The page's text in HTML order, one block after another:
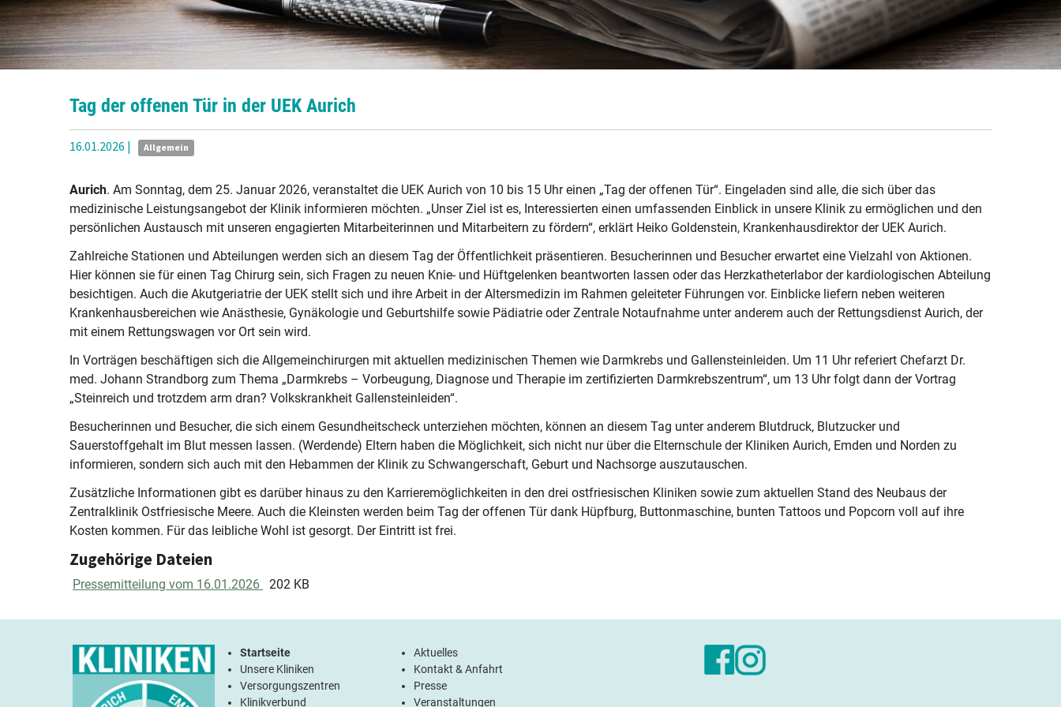
Tag der offenen Tür in der UEK Aurich
16.01.2026 | Allgemein
Aurich. Am Sonntag, dem 25. Januar 2026, veranstaltet die UEK Aurich von 10 bis 15 Uhr einen „Tag der offenen Tür“. Eingeladen sind alle, die sich über das
medizinische Leistungsangebot der Klinik informieren möchten. „Unser Ziel ist es, Interessierten einen umfassenden Einblick in unsere Klinik zu ermöglichen und den
persönlichen Austausch mit unseren engagierten Mitarbeiterinnen und Mitarbeitern zu fördern“, erklärt Heiko Goldenstein, Krankenhausdirektor der UEK Aurich.
Zahlreiche Stationen und Abteilungen werden sich an diesem Tag der Öffentlichkeit präsentieren. Besucherinnen und Besucher erwartet eine Vielzahl von Aktionen.
Hier können sie für einen Tag Chirurg sein, sich Fragen zu neuen Knie- und Hüftgelenken beantworten lassen oder das Herzkatheterlabor der kardiologischen Abteilung
besichtigen. Auch die Akutgeriatrie der UEK stellt sich und ihre Arbeit in der Altersmedizin im Rahmen geleiteter Führungen vor. Einblicke liefern neben weiteren
Krankenhausbereichen wie Anästhesie, Gynäkologie und Geburtshilfe sowie Pädiatrie oder Zentrale Notaufnahme unter anderem auch der Rettungsdienst Aurich, der
mit einem Rettungswagen vor Ort sein wird.
In Vorträgen beschäftigen sich die Allgemeinchirurgen mit aktuellen medizinischen Themen wie Darmkrebs und Gallensteinleiden. Um 11 Uhr referiert Chefarzt Dr.
med. Johann Strandborg zum Thema „Darmkrebs – Vorbeugung, Diagnose und Therapie im zertifizierten Darmkrebszentrum“, um 13 Uhr folgt dann der Vortrag
„Steinreich und trotzdem arm dran? Volkskrankheit Gallensteinleiden“.
Besucherinnen und Besucher, die sich einem Gesundheitscheck unterziehen möchten, können an diesem Tag unter anderem Blutdruck, Blutzucker und
Sauerstoffgehalt im Blut messen lassen. (Werdende) Eltern haben die Möglichkeit, sich nicht nur über die Elternschule der Kliniken Aurich, Emden und Norden zu
informieren, sondern sich auch mit den Hebammen der Klinik zu Schwangerschaft, Geburt und Nachsorge auszutauschen.
Zusätzliche Informationen gibt es darüber hinaus zu den Karrieremöglichkeiten in den drei ostfriesischen Kliniken sowie zum aktuellen Stand des Neubaus der
Zentralklinik Ostfriesische Meere. Auch die Kleinsten werden beim Tag der offenen Tür dank Hüpfburg, Buttonmaschine, bunten Tattoos und Popcorn voll auf ihre
Kosten kommen. Für das leibliche Wohl ist gesorgt. Der Eintritt ist frei.
Zugehörige Dateien
Pressemitteilung vom 16.01.2026 202 KB
Startseite
Unsere Kliniken
Versorgungszentren
Klinikverbund
Aktuelles
Kontakt & Anfahrt
Presse
Veranstaltungen